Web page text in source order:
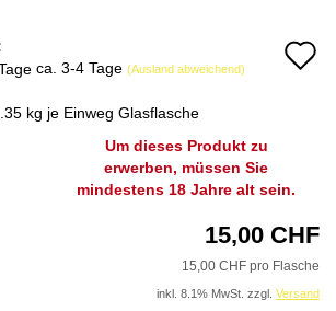
ca. 3-4 Tage (Ausland abweichend)
kg je Einweg Glasflasche
Um dieses Produkt zu
erwerben, müssen Sie
mindestens 18 Jahre alt sein.
15,00 CHF
15,00 CHF pro Flasche
inkl. 8.1% MwSt. zzgl. Versand